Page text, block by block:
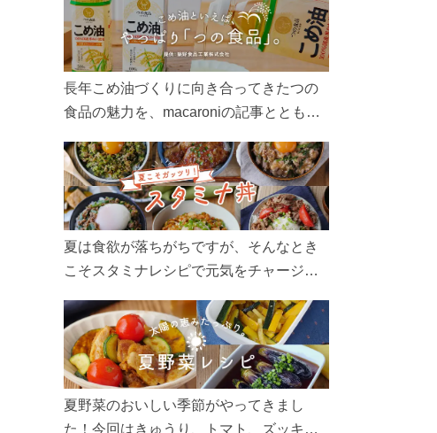
長年こめ油づくりに向き合ってきたつの
食品の魅力を、macaroniの記事とともに
ん、製造現場や品質へのこだわりまで。
こめ油をもっと好きになるコンテンツを
ぜひお楽しみください。
夏は食欲が落ちがちですが、そんなとき
こそスタミナレシピで元気をチャージ！
リ食べて、夏バテを吹き飛ばしましょ
う！
夏野菜のおいしい季節がやってきまし
た！今回はきゅうり、トマト、ズッキー